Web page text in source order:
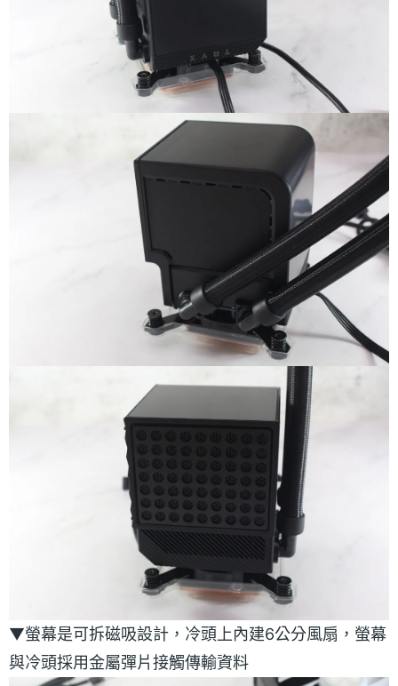
▼螢幕是可拆磁吸設計，冷頭上內建6公分風扇，螢幕
與冷頭採用金屬彈片接觸傳輸資料